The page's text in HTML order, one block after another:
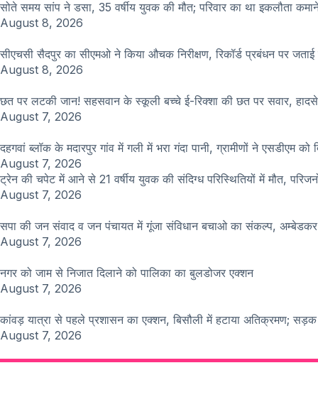
सोते समय सांप ने डसा, 35 वर्षीय युवक की मौत; परिवार का था इकलौता
August 8, 2026
सीएचसी सैदपुर का सीएमओ ने किया औचक निरीक्षण, रिकॉर्ड प्रबंधन पर जताई
August 8, 2026
छत पर लटकी जान! सहसवान के स्कूली बच्चे ई-रिक्शा की छत पर सवार,
August 7, 2026
दहगवां ब्लॉक के मदारपुर गांव में गली में भरा गंदा पानी, ग्रामीणों ने एसडीएम को
August 7, 2026
ट्रेन की चपेट में आने से 21 वर्षीय युवक की संदिग्ध परिस्थितियों में मौत,
August 7, 2026
सपा की जन संवाद व जन पंचायत में गूंजा संविधान बचाओ का संकल्प,
August 7, 2026
नगर को जाम से निजात दिलाने को पालिका का बुलडोजर एक्शन
August 7, 2026
कांवड़ यात्रा से पहले प्रशासन का एक्शन, बिसौली में हटाया अतिक्रमण; सड़क
August 7, 2026